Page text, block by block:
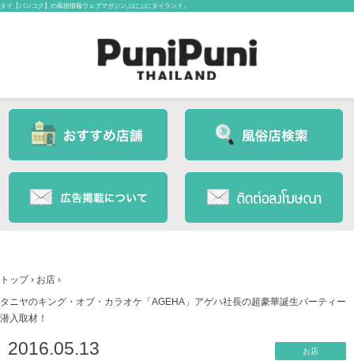
タイ【バンコク】の風俗情報ウェブマガジンぷにぷにタイランド。
トップ › お店 ›
タニヤのキング・オブ・カラオケ「AGEHA」アゲハ社長の超豪華誕生パーティー
潜入取材！
2016.05.13 お店